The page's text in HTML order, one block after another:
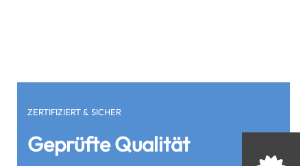
ZERTIFIZIERT & SICHER
Geprüfte Qualität